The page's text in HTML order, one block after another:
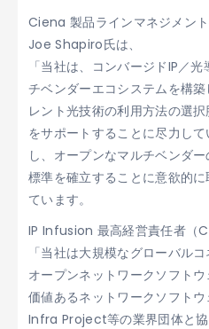
Ciena 製品ラインマネジメン
Joe Shapiro氏は、
「当社は、コンバージドIP／
チベンダーエコシステムを構
レント光技術の利用方法の選
をサポートすることに尽力し
し、オープンなマルチベンダ
標準を確立することに意欲的
ています。
IP Infusion 最高経営責任者（
「当社は大規模なグローバル
オープンネットワークソフトウ
価値あるネットワークソフト
Infra Project等の業界団体と